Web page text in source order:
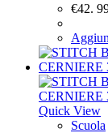
€42.
Quick View
Scuola